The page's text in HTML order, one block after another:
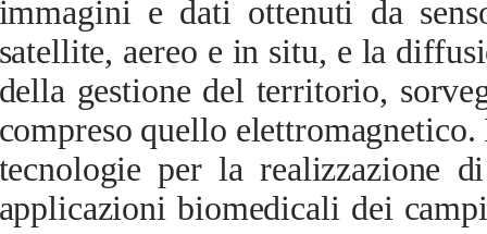
e dati ottenuti da
aereo e in situ, e la
gestione del territorio,
quello
per la realizzazione
biomedicali dei